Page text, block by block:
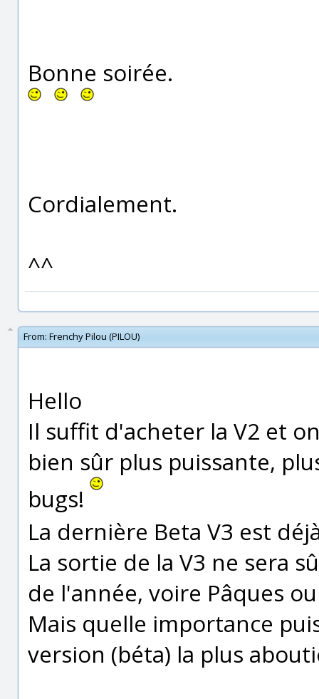
Bonne soirée.
Cordialement.
^^
From: Frenchy Pilou (PILOU)
Hello
Il suffit d'acheter la V2 et
bien sûr plus puissante,
bugs!
La dernière Beta V3 est
La sortie de la V3 ne sera
de l'année, voire Pâques
Mais quelle importance
version (béta) la plus